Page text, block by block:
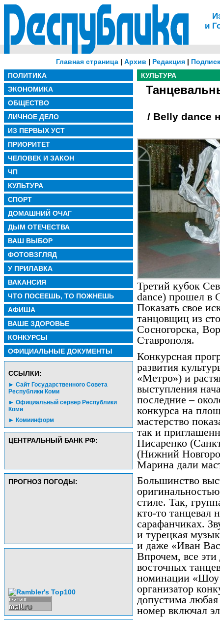
и
Главная страница| Архив | Редакция|
ПОЛИТИКА
ЭКОНОМИКА
ОБЩЕСТВО
ЛИЧНОЕ ДЕЛО
ИЗ ПЕРВЫХ УСТ
ПРИОРИТЕТ
ЧЕЛОВЕК И ЗАКОН
ЧП
КУЛЬТУРА
СПОРТ
ДОМАШНИЙ ОЧАГ
ДЫМ ОТЕЧЕСТВА
ВАШ ВЫБОР
ФОТОВЗГЛЯД
У ПРИЛАВКА
ВАКАНСИЯ
ЧТО ПОСЕЕШЬ, ТО ПОЖНЕШЬ
АФИША
ВАШЕ ЗДОРОВЬЕ
КОНКУРСЫ
ОФИЦИАЛЬНЫЕ ДОКУМЕНТЫ
CСЫЛКИ:
Сайт Государственного Совета
Республики Коми
Официальный сервер Республики
Коми
Комиинформ
ЦЕНТРАЛЬНЫЙ БАНК РФ:
ПРОГНОЗ ПОГОДЫ:
КУЛЬТУРА
/ Belly dance
Третий кубок
dance) прошел в
Показать свое
танцовщиц из
Сосногорска,
Ставрополя.
Конкурсная
развития
«Метро») и
выступления
последние –
конкурса на
мастерство
так и
Писаренко
(Нижний
Марина дали
Большинство
стиле. Так,
кто-то танцевал
сарафанчиках.
и турецкая
и даже «Иван
Впрочем, все эти
восточных
номинации
организатор
допустима
номер включал